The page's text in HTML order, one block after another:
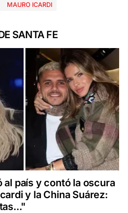
MAURO ICARDI
SANTA FE
al país y contó la oscura
y la China Suárez: